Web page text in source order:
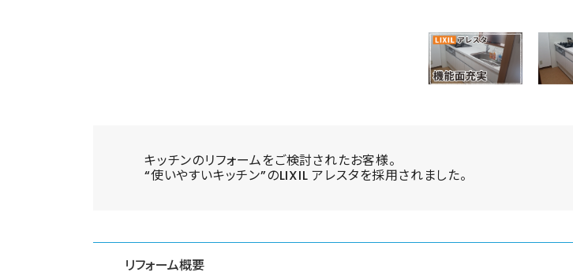
キッチンのリフォームをご検討されたお客様。
“使いやすいキッチン”のLIXIL アレスタを採用されました。
リフォーム概要